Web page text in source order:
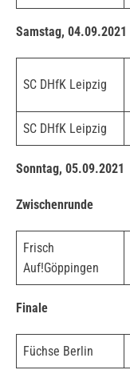
Samstag, 04.09.2021
SC DHfK Leipzig
SC DHfK Leipzig
Sonntag, 05.09.2021
Zwischenrunde
Frisch
Auf!Göppingen
Finale
Füchse Berlin